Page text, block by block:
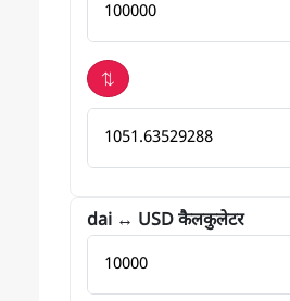
⇅
dai ↔ USD कैलकुलेटर